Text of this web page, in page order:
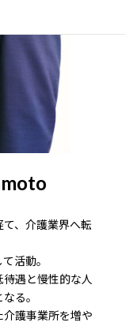
、介護業界へ転
活動。
遇と慢性的な人
る。
護事業所を増や